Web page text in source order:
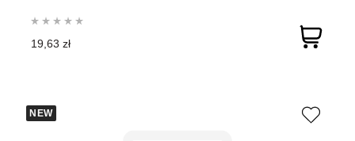
19,63 zł
NEW